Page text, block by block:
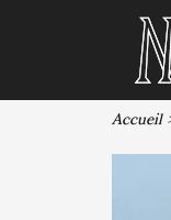
Accueil